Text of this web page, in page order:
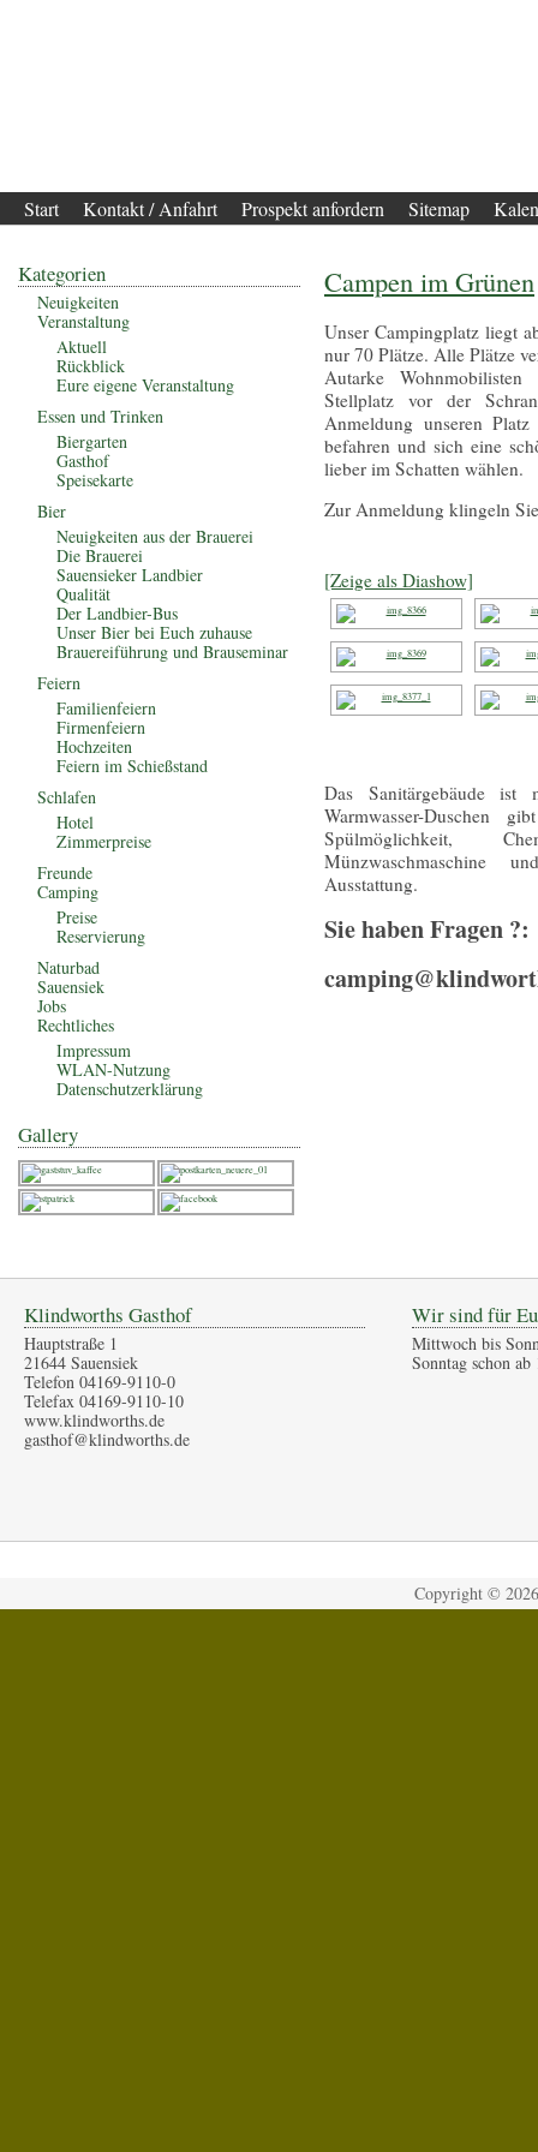
Start Kontakt / Anfahrt Prospekt anfordern Sitemap
Campen im Grünen
Unser Campingplatz liegt
nur 70 Plätze. Alle Plätze
Autarke
Stellplatz vor der
Anmeldung unseren
befahren und sich eine
lieber im Schatten wählen.
Zur Anmeldung klingeln
[Zeige als Diashow]
Das Sanitärgebäude ist
Warmwasser-Duschen
Spülmöglichkeit,
Münzwaschmaschine
Ausstattung.
Sie haben Fragen ?:
Kategorien
Neuigkeiten
Veranstaltung
Aktuell
Rückblick
Eure eigene Veranstaltung
Essen und Trinken
Biergarten
Gasthof
Speisekarte
Bier
Neuigkeiten aus der Brauerei
Die Brauerei
Sauensieker Landbier
Qualität
Der Landbier-Bus
Unser Bier bei Euch zuhause
Brauereiführung und Brauseminar
Feiern
Familienfeiern
Firmenfeiern
Hochzeiten
Feiern im Schießstand
Schlafen
Hotel
Zimmerpreise
Freunde
Camping
Preise
Reservierung
Naturbad
Sauensiek
Jobs
Rechtliches
Impressum
WLAN-Nutzung
Datenschutzerklärung
Gallery
Klindworths Gasthof
Hauptstraße 1
21644 Sauensiek
Telefon 04169-9110-0
Telefax 04169-9110-10
www.klindworths.de
gasthof@klindworths.de
Wir sind für
Mittwoch bis
Sonntag schon
Copyright © 2026